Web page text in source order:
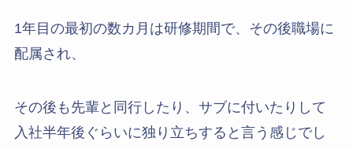
1年目の最初の数カ月は研修期間で、その後職場に
配属され、
その後も先輩と同行したり、サブに付いたりして
入社半年後ぐらいに独り立ちすると言う感じでし